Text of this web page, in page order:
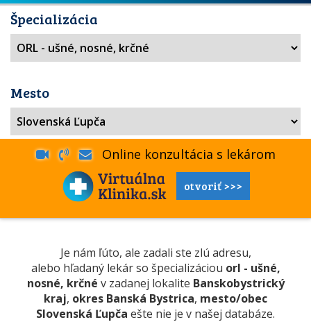
Špecializácia
Mesto
Online konzultácia s lekárom
otvoriť >>>
Je nám ľúto, ale zadali ste zlú adresu,
alebo hľadaný lekár so špecializáciou orl - ušné,
nosné, krčné v zadanej lokalite Banskobystrický
kraj, okres Banská Bystrica, mesto/obec
Slovenská Ľupča ešte nie je v našej databáze.